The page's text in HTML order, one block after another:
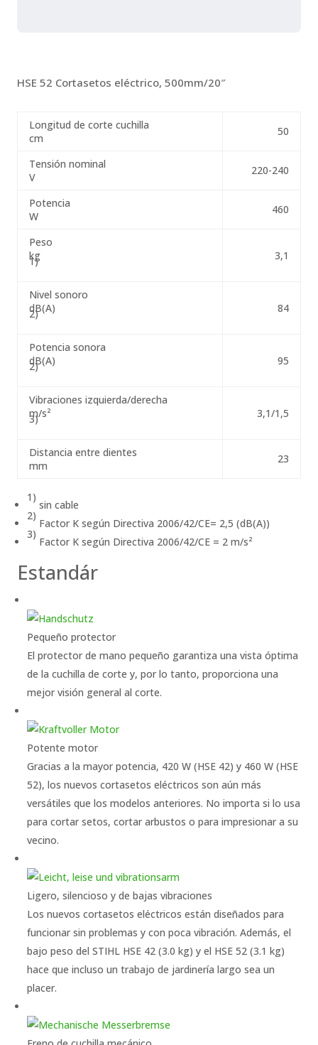
HSE 52 Cortasetos eléctrico, 500mm/20″
Longitud de corte cuchilla
cm
50
Tensión nominal
V
220-240
Potencia
W
460
Peso
kg
1) 3,1
Nivel sonoro
dB(A)
2) 84
Potencia sonora
dB(A)
2) 95
Vibraciones izquierda/derecha
m/s²
3) 3,1/1,5
Distancia entre dientes
mm
23
1)
sin cable
2)
Factor K según Directiva 2006/42/CE= 2,5 (dB(A))
3)
Factor K según Directiva 2006/42/CE = 2 m/s²
Estandár
Pequeño protector
El protector de mano pequeño garantiza una vista óptima
de la cuchilla de corte y, por lo tanto, proporciona una
mejor visión general al corte.
Potente motor
Gracias a la mayor potencia, 420 W (HSE 42) y 460 W (HSE
52), los nuevos cortasetos eléctricos son aún más
versátiles que los modelos anteriores. No importa si lo usa
para cortar setos, cortar arbustos o para impresionar a su
vecino.
Ligero, silencioso y de bajas vibraciones
Los nuevos cortasetos eléctricos están diseñados para
funcionar sin problemas y con poca vibración. Además, el
bajo peso del STIHL HSE 42 (3.0 kg) y el HSE 52 (3.1 kg)
hace que incluso un trabajo de jardinería largo sea un
placer.